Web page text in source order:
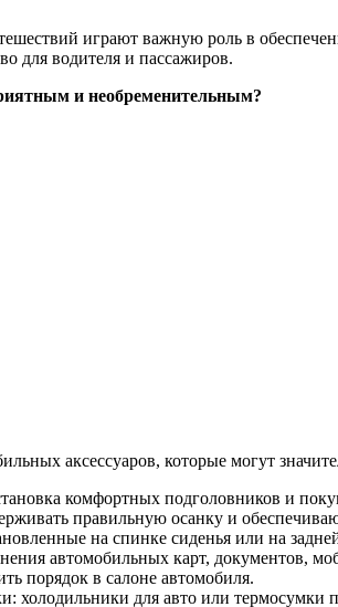
играют важную роль в
для водителя и пассажиров.
и необременительным?
аксессуаров, которые могут
комфортных подголовников и
правильную осанку и
на спинке сиденья или на
автомобильных карт,
порядок в салоне автомобиля.
холодильники для авто или